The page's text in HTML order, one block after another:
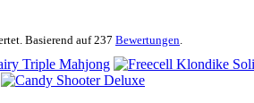
Basierend auf237 Bewertungen